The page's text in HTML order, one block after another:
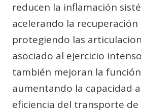
reducen la inflamación
acelerando la
protegiendo las
asociado al ejercicio
también mejoran la
aumentando la capacidad
eficiencia del transporte de